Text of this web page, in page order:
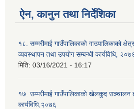
ऐन, कानुन तथा निर्देशिका
१८. सम्मरीमाई गाउँपालिकाको गाउपालिकाको
व्यवस्थापन तथा उपयोग सम्बन्धी कार्यविधि,
मिति: 03/16/2021 - 16:17
१७. सम्मरीमाई गाउँपालिकाको खेलकुद सञ्चालन
कार्यविधि,२०७६